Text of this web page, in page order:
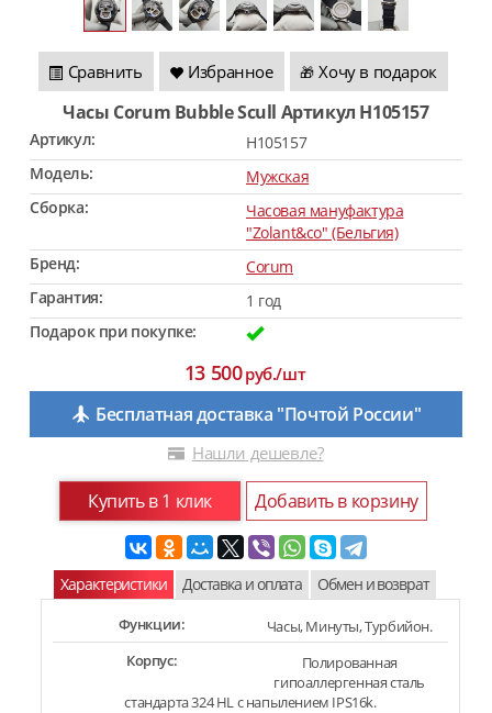
Сравнить Избранное 🎁 Хочу в подарок
Часы Corum Bubble Scull Артикул H105157
Артикул:
H105157
Модель:
Мужская
Сборка:
Часовая мануфактура
"Zolant&co" (Бельгия)
Бренд:
Corum
Гарантия:
1 год
Подарок при покупке:
13 500руб./шт
Бесплатная доставка "Почтой России"
Нашли дешевле?
Купить в 1 клик Добавить в корзину
Характеристики Доставка и оплата Обмен и возврат
Функции:
Часы, Минуты, Турбийон.
Корпус:
Полированная
гипоаллергенная сталь
стандарта 324 HL с напылением IPS16k.